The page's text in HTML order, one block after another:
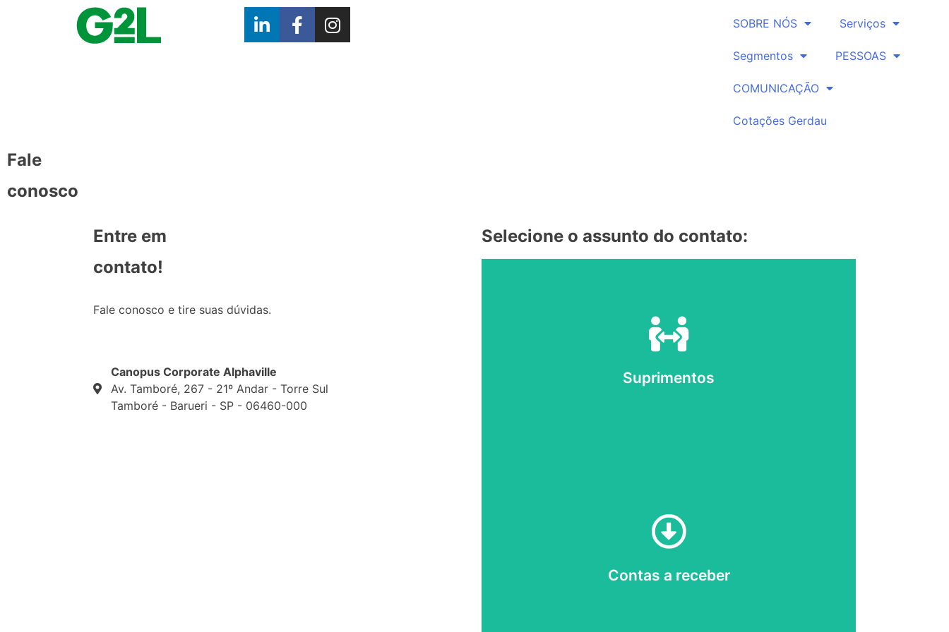
SOBRE NÓS Serviços
Segmentos PESSOAS
COMUNICAÇÃO
Cotações Gerdau
Fale
conosco
Entre em
contato!
Fale conosco e tire suas dúvidas.
Canopus Corporate Alphaville
Av. Tamboré, 267 - 21º Andar - Torre Sul
Tamboré - Barueri - SP - 06460-000
Selecione o assunto do contato:
Suprimentos
Contas a receber